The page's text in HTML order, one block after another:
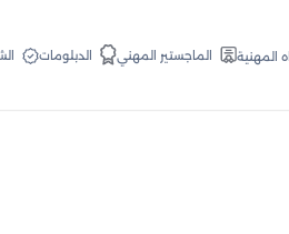
المهنية الماجستير المهني الدبلومات